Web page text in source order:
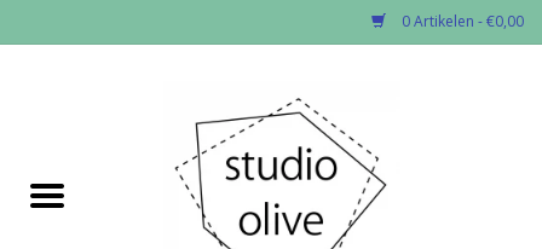
0 Artikelen - €0,00
✂︎Nieuw